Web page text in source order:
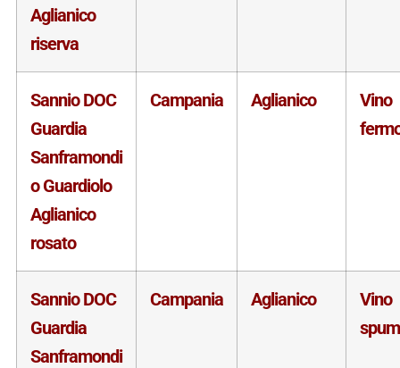
Aglianico
riserva
Sannio DOC
Guardia
Sanframondi
o Guardiolo
Aglianico
rosato
Campania Aglianico
Vino
Sannio DOC
Guardia
Sanframondi
Campania Aglianico
Vino